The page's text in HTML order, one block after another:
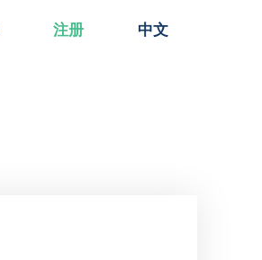
注册 中文